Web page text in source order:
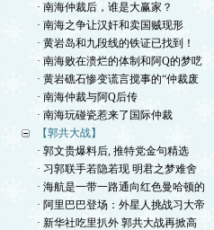
· 南海仲裁后，谁是大赢家？
· 南海之争让汉奸和卖国贼现形
· 黄岩岛和九段线的铁证已找到！
· 南海败在溃烂的体制和阿Q的梦呓
· 黄岩礁石惨变谎言搅事的“仲裁废
· 南海仲裁与阿Q后传
· 南海玩碰瓷惹来了国际仲裁
【郭共大战】
· 郭文贵爆料后, 推特党金句精选
· 习郭联手若隐若现 明君之梦难舍
· 海航是一带一路通向红色曼哈顿的
· 阿里巴巴登场：外星人挑战习大帝
· 新华社吃里扒外 郭共大战再掀高